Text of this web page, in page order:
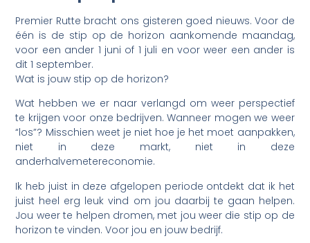
Premier Rutte bracht ons gisteren goed nieuws. Voor de
één is de stip op de horizon aankomende maandag,
voor een ander 1 juni of 1 juli en voor weer een ander is
dit 1 september.
Wat is jouw stip op de horizon?
Wat hebben we er naar verlangd om weer perspectief
te krijgen voor onze bedrijven. Wanneer mogen we weer
“los”? Misschien weet je niet hoe je het moet aanpakken,
niet in deze markt, niet in deze
anderhalvemetereconomie.
Ik heb juist in deze afgelopen periode ontdekt dat ik het
juist heel erg leuk vind om jou daarbij te gaan helpen.
Jou weer te helpen dromen, met jou weer die stip op de
horizon te vinden. Voor jou en jouw bedrijf.